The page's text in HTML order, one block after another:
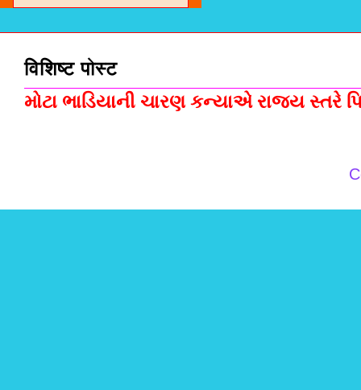
विशिष्ट पोस्ट
મોટા ભાડિયાની ચારણ કન્યાએ રાજ્ય સ્તરે